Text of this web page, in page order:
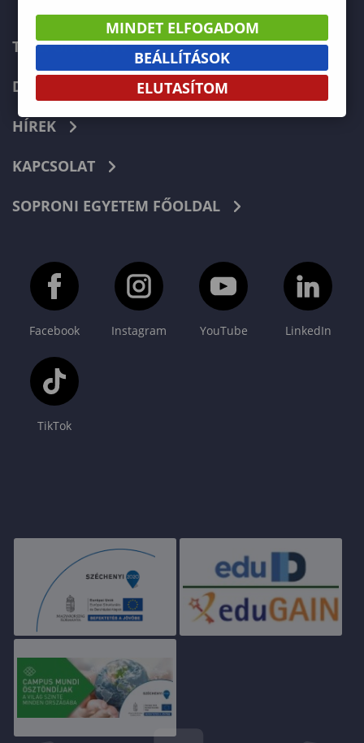
TELEFONKÖNYV
DOKUMENTUMOK
HÍREK
KAPCSOLAT
SOPRONI EGYETEM FŐOLDAL
Facebook Instagram YouTube LinkedIn
TikTok
MINDET ELFOGADOM
BEÁLLÍTÁSOK
ELUTASÍTOM